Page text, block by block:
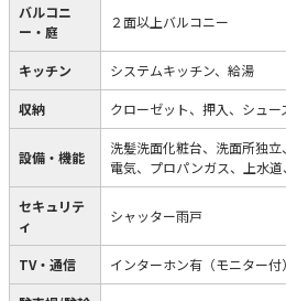
バルコニ
ー・庭
２面以上バルコニー
キッチン システムキッチン、給湯
収納 クローゼット、押入、シュー
設備・機能
洗髪洗面化粧台、洗面所独立
電気、プロパンガス、上水
セキュリテ
ィ
シャッター雨戸
TV・通信 インターホン有（モニター付）